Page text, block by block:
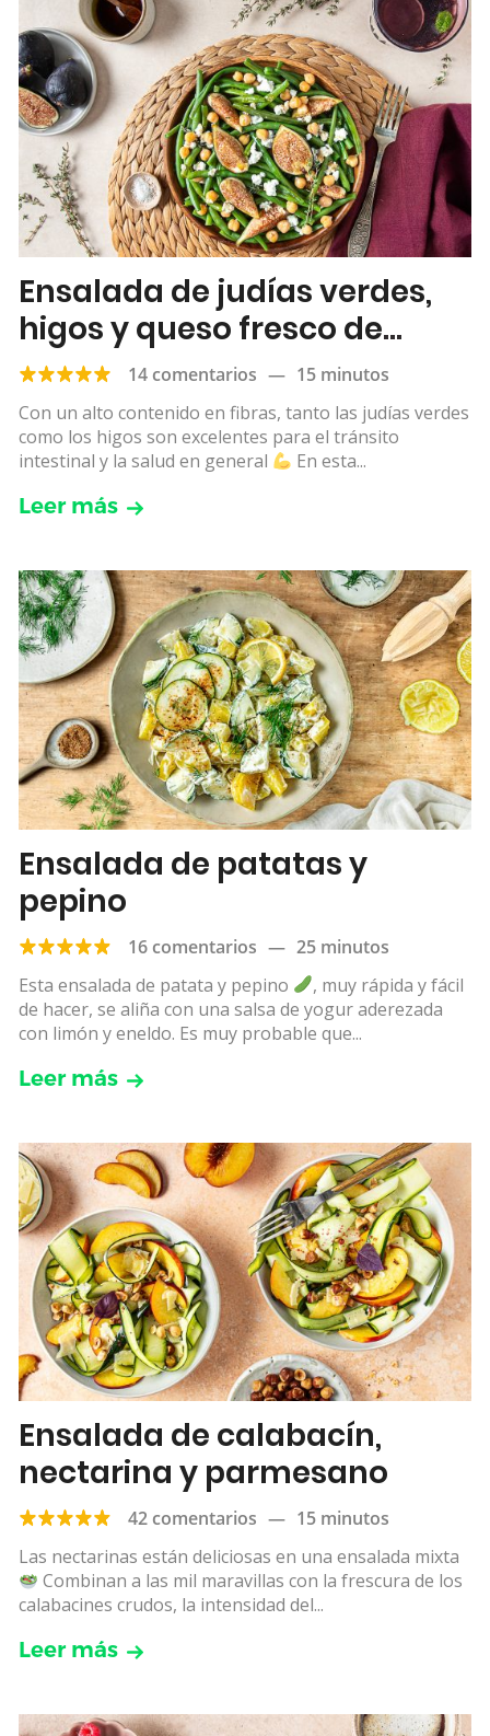
Ensalada de judías verdes,
higos y queso fresco de
cabra
14 comentarios — 15 minutos
Con un alto contenido en fibras, tanto las judías verdes
como los higos son excelentes para el tránsito
intestinal y la salud en general
En esta...
Leer más
Ensalada de patatas y
pepino
16 comentarios — 25 minutos
Esta ensalada de patata y pepino
, muy rápida y fácil
de hacer, se aliña con una salsa de yogur aderezada
con limón y eneldo. Es muy probable que...
Leer más
Ensalada de calabacín,
nectarina y parmesano
42 comentarios — 15 minutos
Las nectarinas están deliciosas en una ensalada mixta
Combinan a las mil maravillas con la frescura de los
calabacines crudos, la intensidad del...
Leer más